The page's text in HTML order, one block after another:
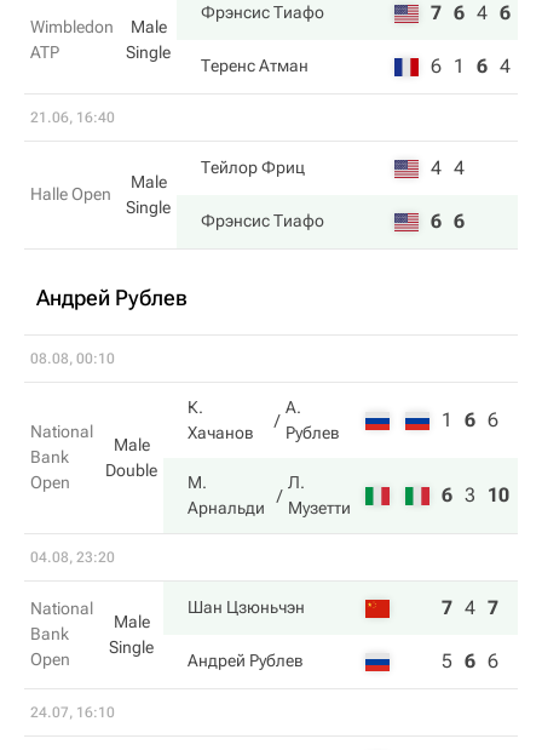
Wimbledon
ATP
Male
Single
Фрэнсис Тиафо 7 6 4 6
Теренс Атман 6 1 6 4
21.06, 16:40
Halle Open
Male
Single
Тейлор Фриц 4 4
Фрэнсис Тиафо 6 6
Андрей Рублев
08.08, 00:10
National
Bank
Open
Male
Double
К.
Хачанов
А.
Рублев
1 6 6
М.
Арнальди
Л.
Музетти
6 3 10
04.08, 23:20
National
Bank
Open
Male
Single
Шан Цзюньчэн 7 4 7
Андрей Рублев 5 6 6
24.07, 16:10